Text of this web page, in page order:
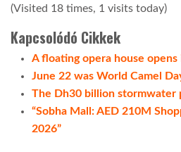
(Visited 18 times, 1 visits today)
Kapcsolódó Cikkek
A floating opera house opens
June 22 was World Camel
The Dh30 billion stormwater
“Sobha Mall: AED 210M
2026”